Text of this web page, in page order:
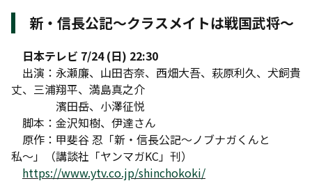
新・信長公記〜クラスメイトは戦国武将〜
日本テレビ 7/24 (日) 22:30
出演：永瀬廉、山田杏奈、西畑大吾、萩原利久、犬飼貴
丈、三浦翔平、満島真之介
濱田岳、小澤征悦
脚本：金沢知樹、伊達さん
原作：甲斐谷 忍「新・信長公記〜ノブナガくんと
私〜」（講談社「ヤンマガKC」刊）
https://www.ytv.co.jp/shinchokoki/